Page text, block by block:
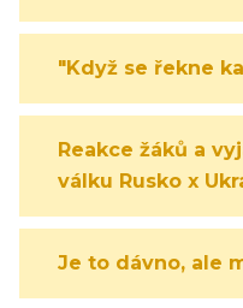
"Když se řekne
Reakce žáků a
válku Rusko x
Je to dávno, ale